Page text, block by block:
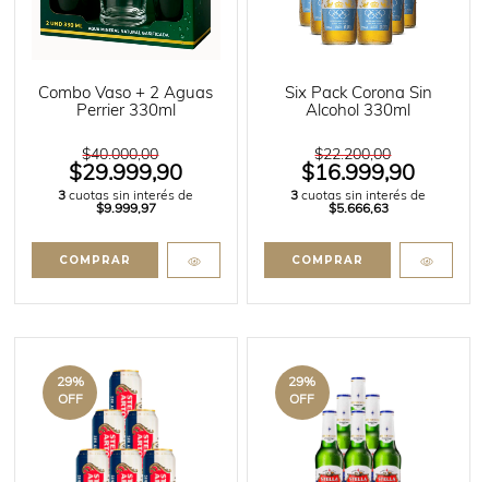
Combo Vaso + 2 Aguas
Perrier 330ml
$40.000,00
$29.999,90
3 cuotas sin interés de
$9.999,97
Six Pack Corona Sin
Alcohol 330ml
$22.200,00
$16.999,90
3 cuotas sin interés de
$5.666,63
29%
OFF
29%
OFF